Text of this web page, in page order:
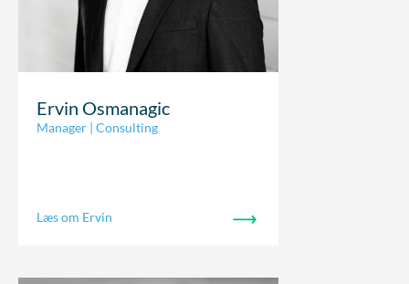
Ervin Osmanagic
Manager | Consulting
Læs om Ervin